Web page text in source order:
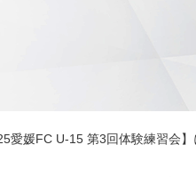
愛媛FC U-15 第3回体験練習会】